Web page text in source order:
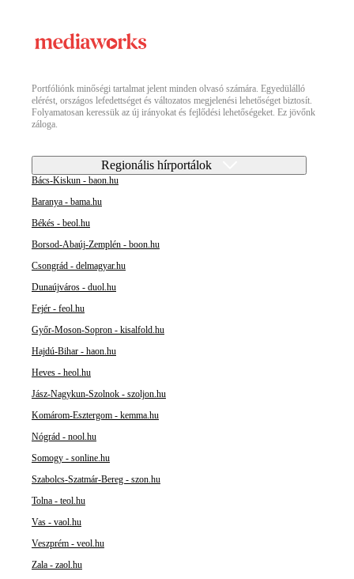
Portfóliónk minőségi tartalmat jelent minden olvasó számára. Egyedülálló
elérést, országos lefedettséget és változatos megjelenési lehetőséget biztosít.
Folyamatosan keressük az új irányokat és fejlődési lehetőségeket. Ez jövőnk
záloga.
Regionális hírportálok
Bács-Kiskun - baon.hu
Baranya - bama.hu
Békés - beol.hu
Borsod-Abaúj-Zemplén - boon.hu
Csongrád - delmagyar.hu
Dunaújváros - duol.hu
Fejér - feol.hu
Győr-Moson-Sopron - kisalfold.hu
Hajdú-Bihar - haon.hu
Heves - heol.hu
Jász-Nagykun-Szolnok - szoljon.hu
Komárom-Esztergom - kemma.hu
Nógrád - nool.hu
Somogy - sonline.hu
Szabolcs-Szatmár-Bereg - szon.hu
Tolna - teol.hu
Vas - vaol.hu
Veszprém - veol.hu
Zala - zaol.hu